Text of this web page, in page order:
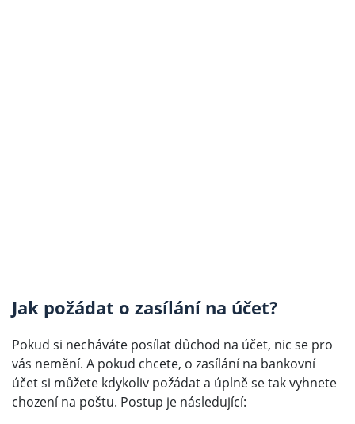
Jak požádat o zasílání na účet?
Pokud si necháváte posílat důchod na účet, nic se pro
vás nemění. A pokud chcete, o zasílání na bankovní
účet si můžete kdykoliv požádat a úplně se tak vyhnete
chození na poštu. Postup je následující: